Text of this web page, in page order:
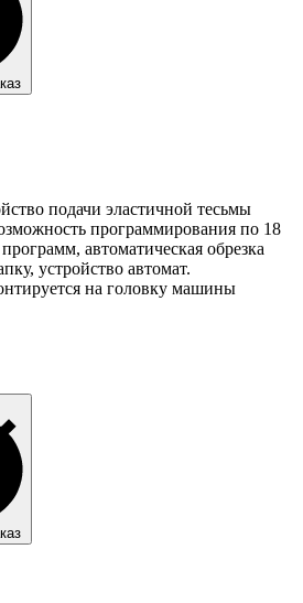
подачи эластичной тесьмы
программирования по 18
автоматическая обрезка
устройство автомат.
на головку машины